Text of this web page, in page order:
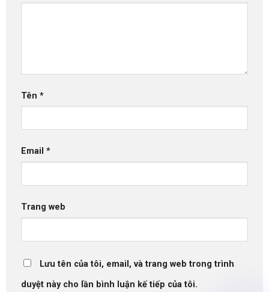
Tên *
Email *
Trang web
Lưu tên của tôi, email, và trang web trong trình
duyệt này cho lần bình luận kế tiếp của tôi.